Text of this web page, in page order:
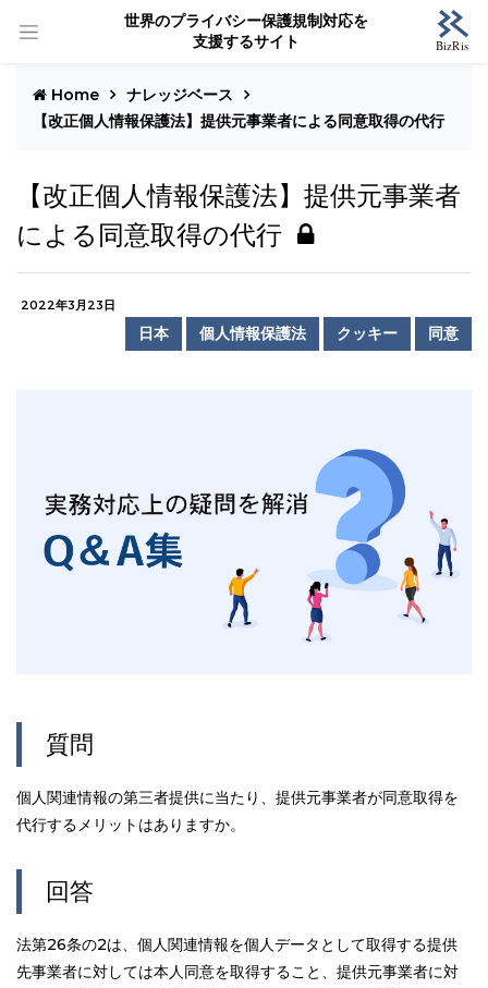
世界のプライバシー保護規制対応を
支援するサイト
Home
ナレッジベース
【改正個人情報保護法】提供元事業者による同意取得の代行
【改正個人情報保護法】提供元事業者
による同意取得の代行
2022年3月23日
日本 個人情報保護法 クッキー 同意
質問
個人関連情報の第三者提供に当たり、提供元事業者が同意取得を
代行するメリットはありますか。
回答
法第26条の2は、個人関連情報を個人データとして取得する提供
先事業者に対しては本人同意を取得すること、提供元事業者に対